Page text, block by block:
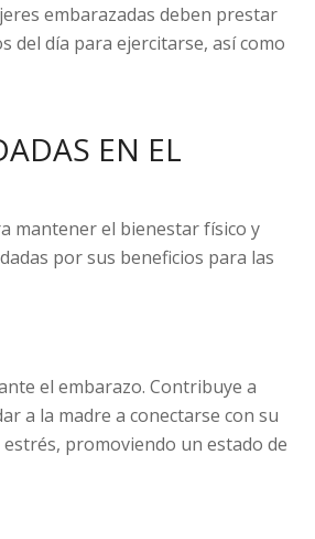
embarazadas deben prestar
del día para ejercitarse, así como
EN EL
mantener el bienestar físico y
por sus beneficios para las
el embarazo. Contribuye a
a la madre a conectarse con su
promoviendo un estado de